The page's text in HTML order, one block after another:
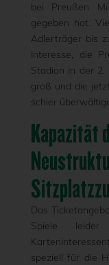
bei Preußen
gegeben hat.
Adlerträger bis
Interesse, die
Stadion in der 2.
groß und die
schier
Kapazität
Das
Spiele
speziell für die